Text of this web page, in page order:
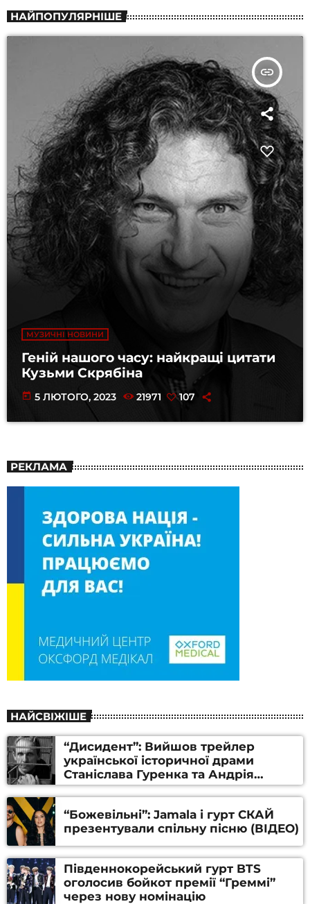
НАЙПОПУЛЯРНІШЕ
insert_link
МУЗИЧНІ НОВИНИ
Геній нашого часу: найкращі цитати
Кузьми Скрябіна
today 5 ЛЮТОГО, 2023 21971 107
РЕКЛАМА
НАЙСВІЖІШЕ
“Дисидент”: Вийшов трейлер
української історичної драми
Станіслава Гуренка та Андрія
Алфьорова (ВІДЕО)
“Божевільні”: Jamala і гурт СКАЙ
презентували спільну пісню (ВІДЕО)
Південнокорейський гурт BTS
оголосив бойкот премії “Греммі”
через нову номінацію